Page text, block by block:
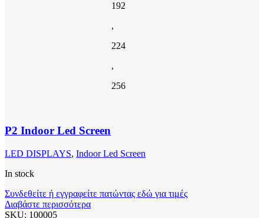
192
,
224
,
256
P2 Indoor Led Screen
LED DISPLAYS, Indoor Led Screen
In stock
Συνδεθείτε ή εγγραφείτε πατώντας εδώ για τιμές
Διαβάστε περισσότερα
SKU: 100005